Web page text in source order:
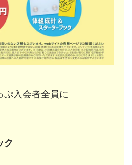
ぷ入会者全員に
ク